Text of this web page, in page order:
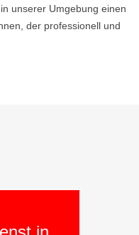
unserer Umgebung einen
der professionell und